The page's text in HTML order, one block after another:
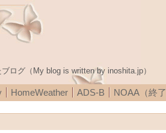
ログ（My blog is written by inoshita.jp）
HomeWeather ADS-B NOAA（終了